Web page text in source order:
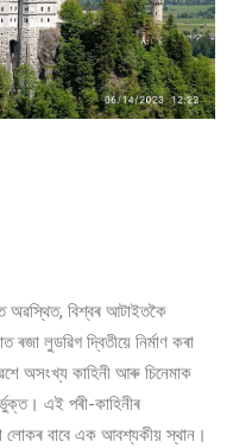
অৱস্থিত, বিশ্বৰ আটাইতকৈ
লুডৱিগ দ্বিতীয়ে নিৰ্মাণ কৰা
অসংখ্য কাহিনী আৰু চিনেমাক
এই পৰী-কাহিনীৰ
লোকৰ বাবে এক আবশ্যকীয় স্থান।